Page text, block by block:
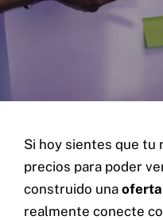
Si hoy sientes que tu
precios para poder
construido una
realmente conecte